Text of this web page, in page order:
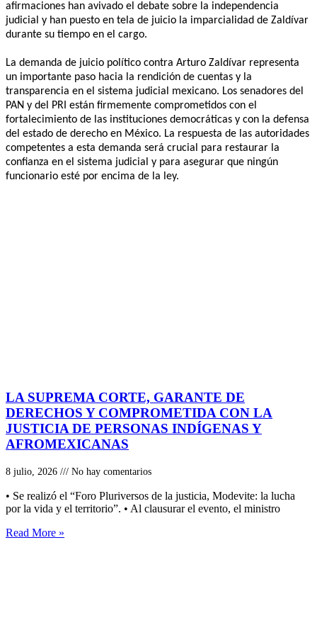
afirmaciones han avivado el debate sobre la independencia
judicial y han puesto en tela de juicio la imparcialidad de Zaldívar
durante su tiempo en el cargo.
La demanda de juicio político contra Arturo Zaldívar representa
un importante paso hacia la rendición de cuentas y la
transparencia en el sistema judicial mexicano. Los senadores del
PAN y del PRI están firmemente comprometidos con el
fortalecimiento de las instituciones democráticas y con la defensa
del estado de derecho en México. La respuesta de las autoridades
competentes a esta demanda será crucial para restaurar la
confianza en el sistema judicial y para asegurar que ningún
funcionario esté por encima de la ley.
LA SUPREMA CORTE, GARANTE DE
DERECHOS Y COMPROMETIDA CON LA
JUSTICIA DE PERSONAS INDÍGENAS Y
AFROMEXICANAS
8 julio, 2026 No hay comentarios
• Se realizó el “Foro Pluriversos de la justicia, Modevite: la lucha
por la vida y el territorio”. • Al clausurar el evento, el ministro
Read More »